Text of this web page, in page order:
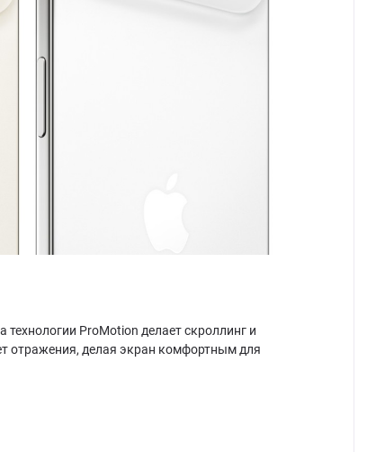
ProMotion делает скроллинг и
отражения, делая экран комфортным для